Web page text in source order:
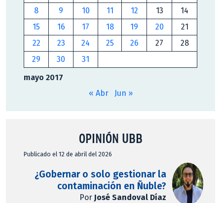
mayo 2017
8
9 10 11 12 13
14
15
16 17 18 19 20
21
22
23 24 25 26 27
28
29
30 31
« Abr Jun »
OPINIÓN UBB
Publicado el 12 de abril del 2026
¿Gobernar o solo gestionar la
contaminación en Ñuble?
Por José Sandoval Díaz